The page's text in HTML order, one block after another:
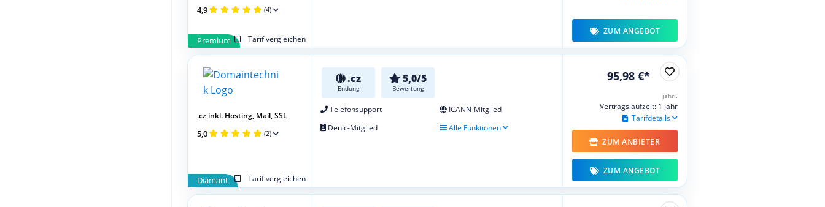
Premium Tarif vergleichen
4,9 (4)
ZUM ANGEBOT
.cz
Endung
5,0/5
Bewertung
Telefonsupport
ICANN-Mitglied
Denic-Mitglied
Alle Funktionen
Diamant Tarif vergleichen
.cz inkl. Hosting, Mail, SSL
5,0 (2)
95,98 €*
jährl.
Vertragslaufzeit: 1 Jahr
Tarifdetails
ZUM ANBIETER
ZUM ANGEBOT